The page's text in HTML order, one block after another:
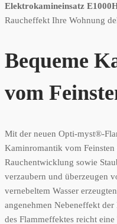
Elektrokamineinsatz
Raucheffekt Ihre Wohnung
Bequeme
vom
Mit der neuen Opti-myst®-
Kaminromantik vom Feinsten
Rauchentwicklung sowie
verzaubern und überzeugen
vernebeltem Wasser
angenehmen Nebeneffekt
des Flammeffektes reicht